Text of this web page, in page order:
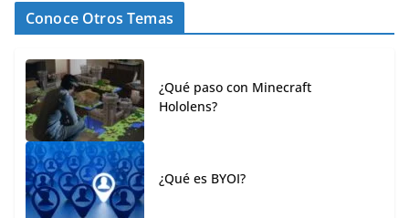
Conoce Otros Temas
¿Qué paso con Minecraft
Hololens?
¿Qué es BYOI?